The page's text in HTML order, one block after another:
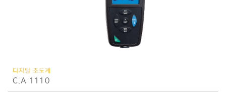
디지털 조도계
C.A 1110